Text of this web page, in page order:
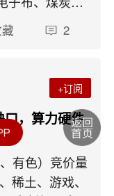
有色钨业、
上午1.38，相
58：1 涨跌家
数据：=上
贝塔、通信、
石油、化
指数跌：中证
、500、机器
2
+订阅
口，算力硬件
有色）竞价量
稀土、游戏、